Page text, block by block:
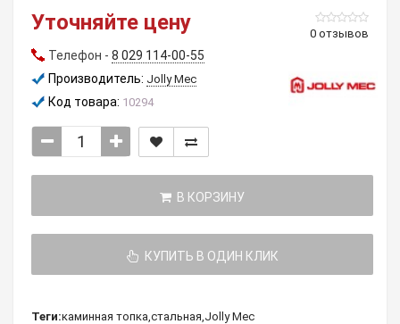
0 отзывов
Уточняйте цену
Телефон - 8 029 114-00-55
Производитель: Jolly Mec
Код товара: 10294
В КОРЗИНУ
КУПИТЬ В ОДИН КЛИК
Теги:каминная топка,стальная,Jolly Mec